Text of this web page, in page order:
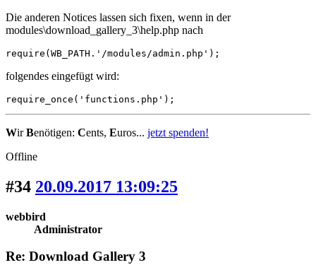
Die anderen Notices lassen sich fixen, wenn in der
modules\download_gallery_3\help.php nach
require(WB_PATH.'/modules/admin.php');
folgendes eingefügt wird:
require_once('functions.php');
WirBenötigen: Cents, Euros... jetzt spenden!
Offline
#34 20.09.2017 13:09:25
webbird
Administrator
Re: Download Gallery 3